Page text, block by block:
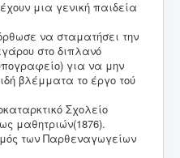
μια γενική παιδεία
να σταματήσει την
στο διπλανό
για να μην
βλέμματα το έργο τού
Σχολείο
μαθητριών(1876).
των Παρθεναγωγείων